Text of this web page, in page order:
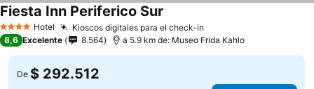
4 EstrellasHotel Kioscos digitales para el check-in
Fiesta Inn Periferico Sur
8,6 Excelente 8.564 a 5.9 km de: Museo Frida Kahlo
De $ 292.512